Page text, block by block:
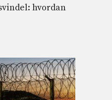
hvordan